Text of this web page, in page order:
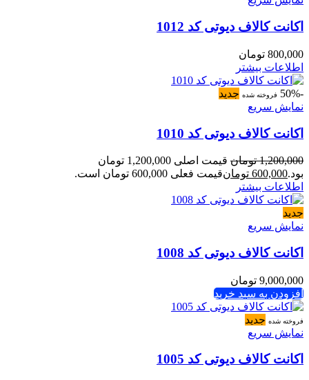
اکانت کالاف دیوتی کد 1012
800,000 تومان
اطلاعات بیشتر
-50% فروخته شده جدید
نمایش سریع
اکانت کالاف دیوتی کد 1010
1,200,000 تومان
قیمت اصلی 1,200,000 تومان
بود.600,000 تومانقیمت فعلی 600,000 تومان است.
اطلاعات بیشتر
جدید
نمایش سریع
اکانت کالاف دیوتی کد 1008
9,000,000 تومان
افزودن به سبد خرید
فروخته شده جدید
نمایش سریع
اکانت کالاف دیوتی کد 1005